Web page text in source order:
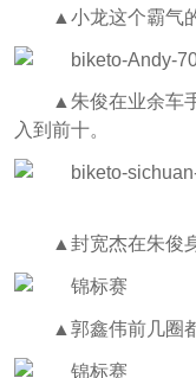
▲ 小龙这个霸气
▲朱俊在业余车
入到前十。
▲ 封宽杰在朱俊
▲ 郭鑫伟前几圈